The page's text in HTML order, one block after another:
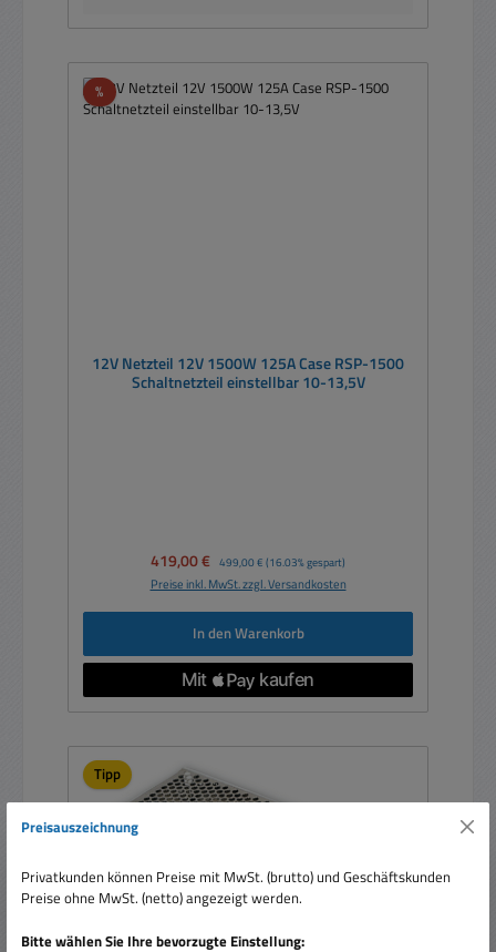
%Rabatt
12V Netzteil 12V 1500W 125A Case RSP-1500
Schaltnetzteil einstellbar 10-13,5V
Verkaufspreis:
419,00 € Regulärer Preis:
499,00 € (16.03% gespart)
Preise inkl. MwSt. zzgl. Versandkosten
In den Warenkorb
Tipp
Preisauszeichnung
Privatkunden können Preise mit MwSt. (brutto) und Geschäftskunden
Preise ohne MwSt. (netto) angezeigt werden.
Bitte wählen Sie Ihre bevorzugte Einstellung: